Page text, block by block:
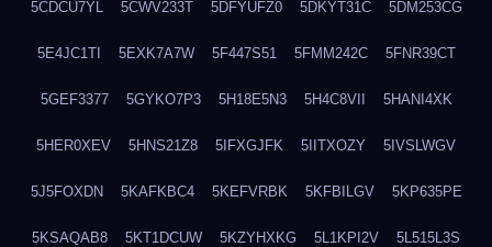
5CDCU7YL 5CWV233T 5DFYUFZ0 5DKYT31C 5DM253CG
5E4JC1TI 5EXK7A7W 5F447S51 5FMM242C 5FNR39CT
5GEF3377 5GYKO7P3 5H18E5N3 5H4C8VII 5HANI4XK
5HER0XEV 5HNS21Z8 5IFXGJFK 5IITXOZY 5IVSLWGV
5J5FOXDN 5KAFKBC4 5KEFVRBK 5KFBILGV 5KP635PE
5KSAQAB8 5KT1DCUW 5KZYHXKG 5L1KPI2V 5L515L3S